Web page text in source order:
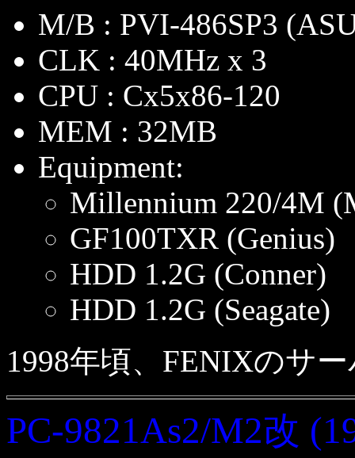
M/B : PVI-486SP3
CLK : 40MHz x 3
CPU : Cx5x86-120
MEM : 32MB
Equipment:
Millennium 220/4M
GF100TXR (Genius)
HDD 1.2G (Conner)
HDD 1.2G (Seagate)
1998年頃、FENIXのサ
PC-9821As2/M2改